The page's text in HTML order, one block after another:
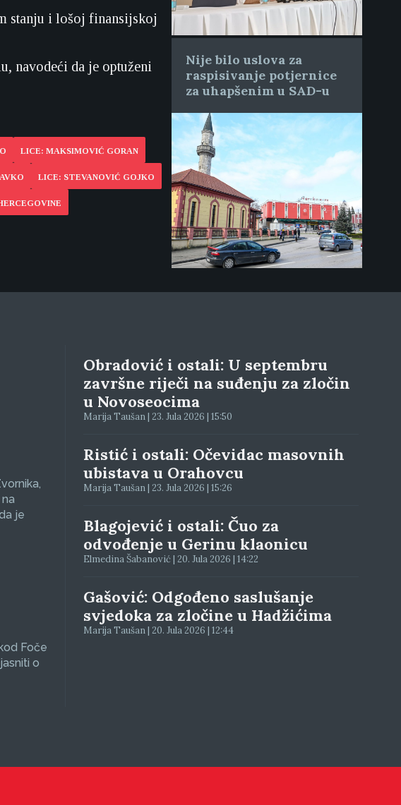
stanju i lošoj finansijskoj
navodeći da je optuženi
LICE: MAKSIMOVIĆ GORAN
LICE: STEVANOVIĆ GOJKO
Nije bilo uslova za
raspisivanje potjernice
za uhapšenim u SAD-u
je
Foče
o
Obradović i ostali: U septembru
završne riječi na suđenju za zločin
u Novoseocima
Marija Taušan | 23. Jula 2026 | 15:50
Ristić i ostali: Očevidac masovnih
ubistava u Orahovcu
Marija Taušan | 23. Jula 2026 | 15:26
Blagojević i ostali: Čuo za
odvođenje u Gerinu klaonicu
Elmedina Šabanović | 20. Jula 2026 | 14:22
Gašović: Odgođeno saslušanje
svjedoka za zločine u Hadžićima
Marija Taušan | 20. Jula 2026 | 12:44